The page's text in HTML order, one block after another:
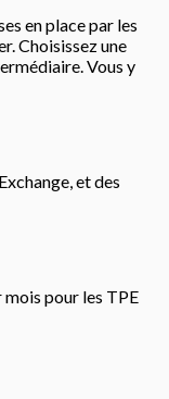
en place par les
Choisissez une
Vous y
et des
mois pour les TPE